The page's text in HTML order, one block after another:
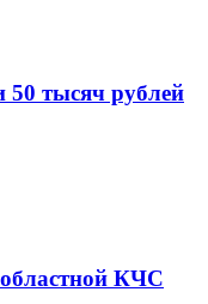
50 тысяч рублей
КЧС